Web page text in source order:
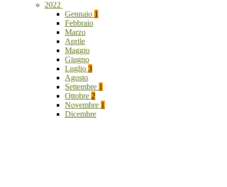
2022
Gennaio 1
Febbraio
Marzo
Aprile
Maggio
Giugno
Luglio 3
Agosto
Settembre 1
Ottobre 2
Novembre 1
Dicembre